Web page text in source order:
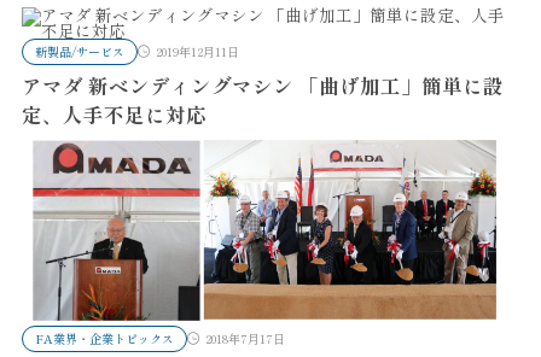
新製品/サービス 2019年12月11日
アマダ 新ベンディングマシン 「曲げ加工」簡単に設
定、人手不足に対応
FA業界・企業トピックス 2018年7月17日